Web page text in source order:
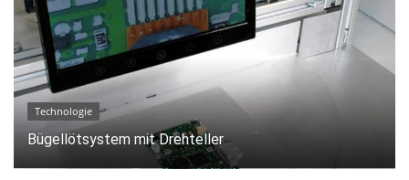
Technologie
Bügellötanlage mit einem dreifach geteilten Drehteller
bzw. 3 Arbeitsstationen